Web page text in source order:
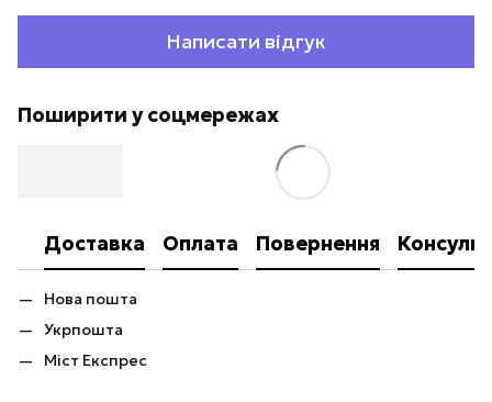
Написати відгук
Поширити у соцмережах
Доставка Оплата Повернення
Нова пошта
Укрпошта
Міст Експрес